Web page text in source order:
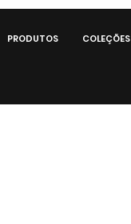
PRODUTOS COLEÇÕES